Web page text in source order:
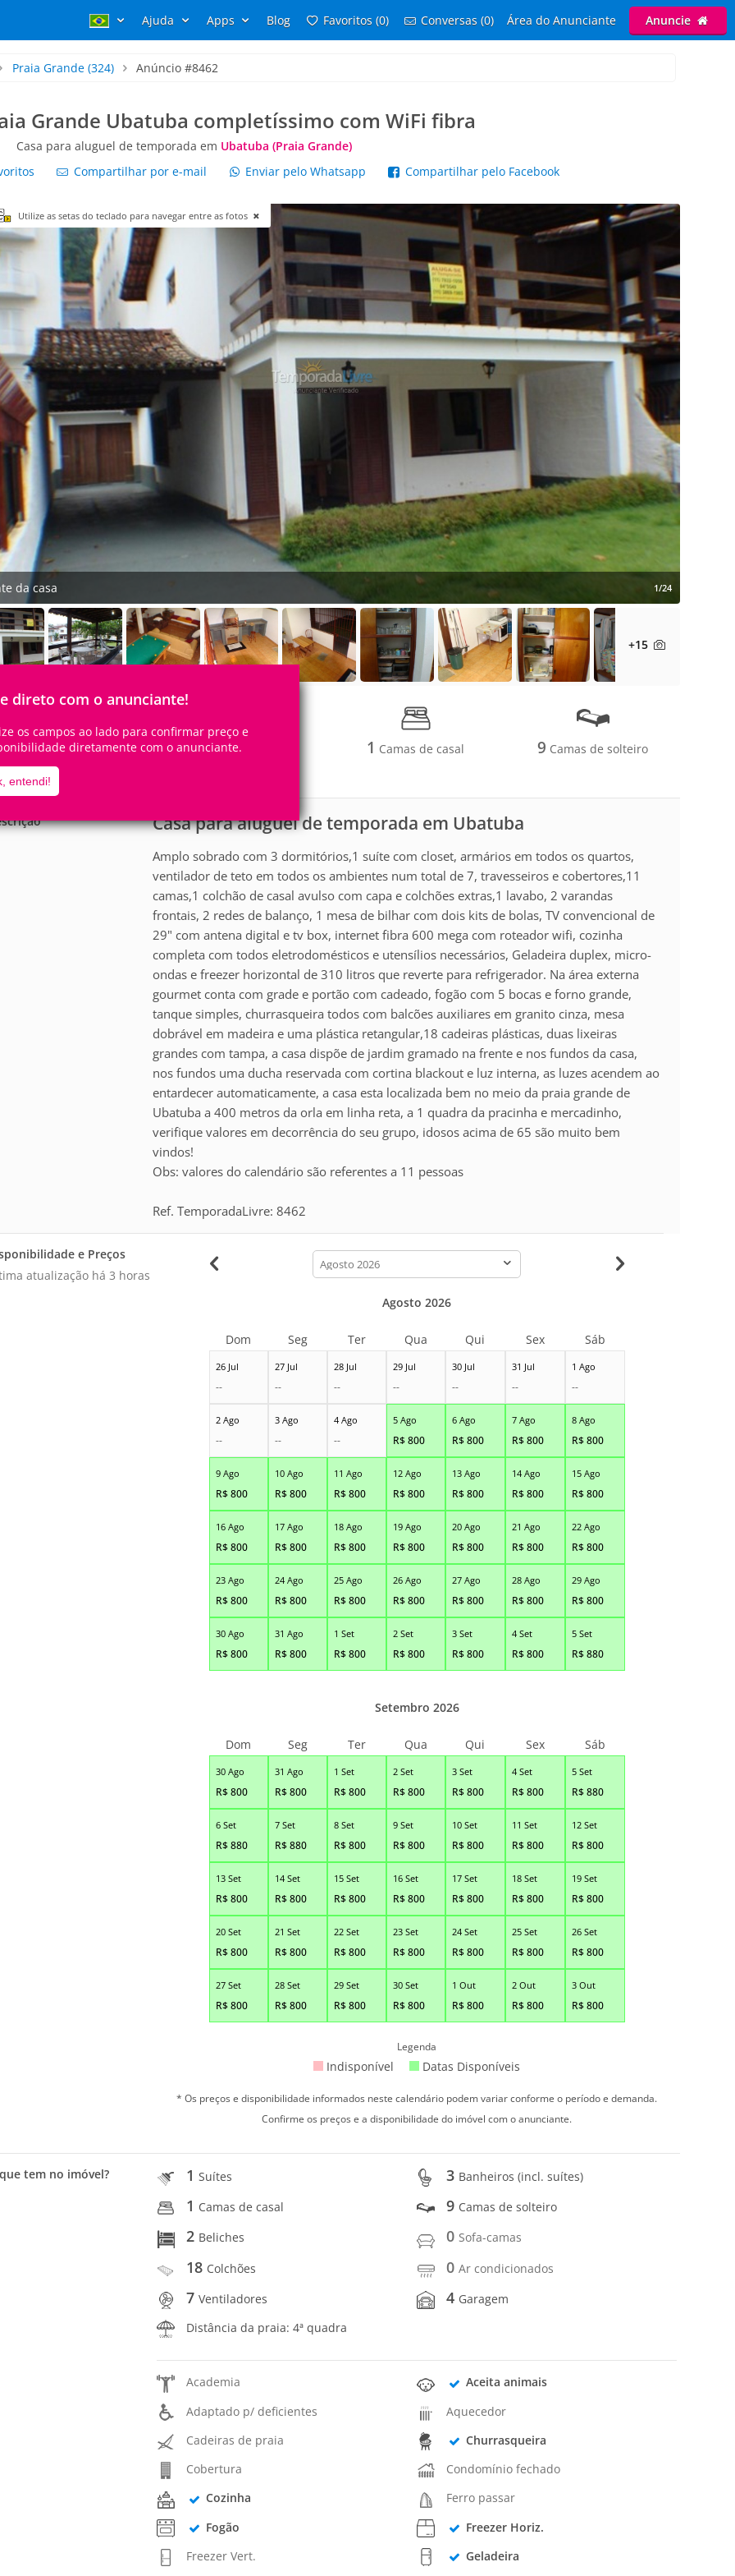
Ajuda Apps Blog Favoritos (0) Conversas (0) Área do Anunciante Anuncie
Praia Grande(324) Anúncio #8462
Grande Ubatuba completíssimo com WiFi fibra
Casa para aluguel de temporada em Ubatuba (Praia Grande)
Compartilhar por e-mail Enviar pelo Whatsapp Compartilhar pelo Facebook
direto com o anunciante!
os campos ao lado para confirmar preço e
diretamente com o anunciante.
entendi!
Utilize as setas do teclado para navegar entre as fotos
da casa 1/24
+15
18Pessoas 3Quartos 1 Camas de casal 9 Camas de solteiro
Casa para aluguel de temporada em Ubatuba
Amplo sobrado com 3 dormitórios,1 suíte com closet, armários em todos os quartos,
ventilador de teto em todos os ambientes num total de 7, travesseiros e cobertores,11
camas,1 colchão de casal avulso com capa e colchões extras,1 lavabo, 2 varandas
frontais, 2 redes de balanço, 1 mesa de bilhar com dois kits de bolas, TV convencional de
29" com antena digital e tv box, internet fibra 600 mega com roteador wifi, cozinha
completa com todos eletrodomésticos e utensílios necessários, Geladeira duplex, micro-
ondas e freezer horizontal de 310 litros que reverte para refrigerador. Na área externa
gourmet conta com grade e portão com cadeado, fogão com 5 bocas e forno grande,
tanque simples, churrasqueira todos com balcões auxiliares em granito cinza, mesa
dobrável em madeira e uma plástica retangular,18 cadeiras plásticas, duas lixeiras
grandes com tampa, a casa dispõe de jardim gramado na frente e nos fundos da casa,
nos fundos uma ducha reservada com cortina blackout e luz interna, as luzes acendem ao
entardecer automaticamente, a casa esta localizada bem no meio da praia grande de
Ubatuba a 400 metros da orla em linha reta, a 1 quadra da pracinha e mercadinho,
verifique valores em decorrência do seu grupo, idosos acima de 65 são muito bem
vindos!
Obs: valores do calendário são referentes a 11 pessoas
Ref. TemporadaLivre: 8462
e Preços
atualização há 3 horas
calendar-
month
26 Jul
--
27 Jul
--
28 Jul
--
29 Jul
--
30 Jul
--
31 Jul
--
1 Ago
--
2 Ago
--
3 Ago
--
4 Ago
--
5 Ago
R$800
6 Ago
R$800
7 Ago
R$800
8 Ago
R$800
9 Ago
R$800
10 Ago
R$800
11 Ago
R$800
12 Ago
R$800
13 Ago
R$800
14 Ago
R$800
15 Ago
R$800
16 Ago
R$800
17 Ago
R$800
18 Ago
R$800
19 Ago
R$800
20 Ago
R$800
21 Ago
R$800
22 Ago
R$800
23 Ago
R$800
24 Ago
R$800
25 Ago
R$800
26 Ago
R$800
27 Ago
R$800
28 Ago
R$800
29 Ago
R$800
30 Ago
R$800
31 Ago
R$800
1 Set
R$800
2 Set
R$800
3 Set
R$800
4 Set
R$800
5 Set
R$880
Agosto 2026
Dom Seg Ter Qua Qui Sex Sáb
30 Ago
R$800
31 Ago
R$800
1 Set
R$800
2 Set
R$800
3 Set
R$800
4 Set
R$800
5 Set
R$880
6 Set
R$880
7 Set
R$880
8 Set
R$800
9 Set
R$800
10 Set
R$800
11 Set
R$800
12 Set
R$800
13 Set
R$800
14 Set
R$800
15 Set
R$800
16 Set
R$800
17 Set
R$800
18 Set
R$800
19 Set
R$800
20 Set
R$800
21 Set
R$800
22 Set
R$800
23 Set
R$800
24 Set
R$800
25 Set
R$800
26 Set
R$800
27 Set
R$800
28 Set
R$800
29 Set
R$800
30 Set
R$800
1 Out
R$800
2 Out
R$800
3 Out
R$800
Setembro 2026
Dom Seg Ter Qua Qui Sex Sáb
Legenda
Indisponível Datas Disponíveis
* Os preços e disponibilidade informados neste calendário podem variar conforme o período e demanda.
Confirme os preços e a disponibilidade do imóvel com o anunciante.
tem no imóvel? 1Suítes 3 Banheiros (incl. suítes)
1 Camas de casal 9 Camas de solteiro
2 Beliches 0 Sofa-camas
18 Colchões 0Ar condicionados
7Ventiladores 4 Garagem
Distância da praia: 4ª quadra
Academia
Aceita animais
Adaptado p/ deficientes
Aquecedor
Cadeiras de praia
Churrasqueira
Cobertura
Condomínio fechado
Cozinha
Ferro passar
Fogão
Freezer Horiz.
Freezer Vert.
Geladeira